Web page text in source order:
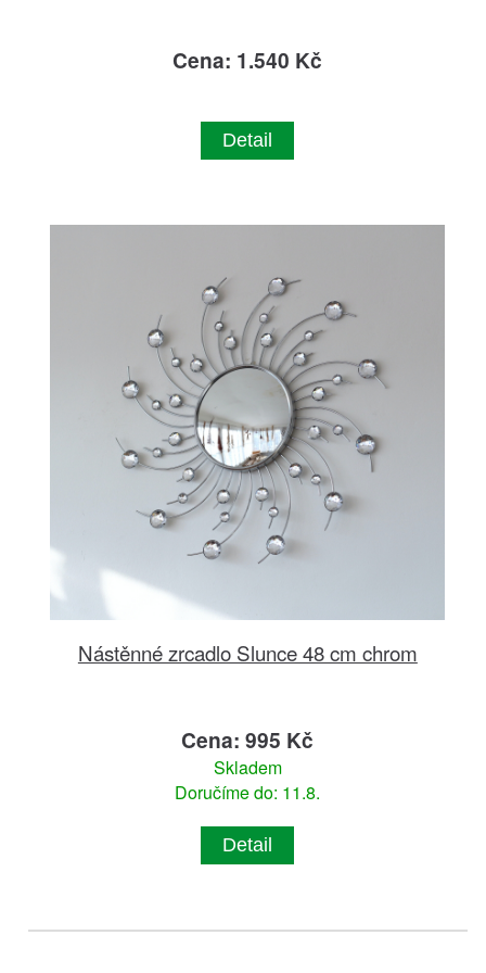
Cena: 1.540 Kč
Detail
Nástěnné zrcadlo Slunce 48 cm chrom
Cena: 995 Kč
Skladem
Doručíme do: 11.8.
Detail